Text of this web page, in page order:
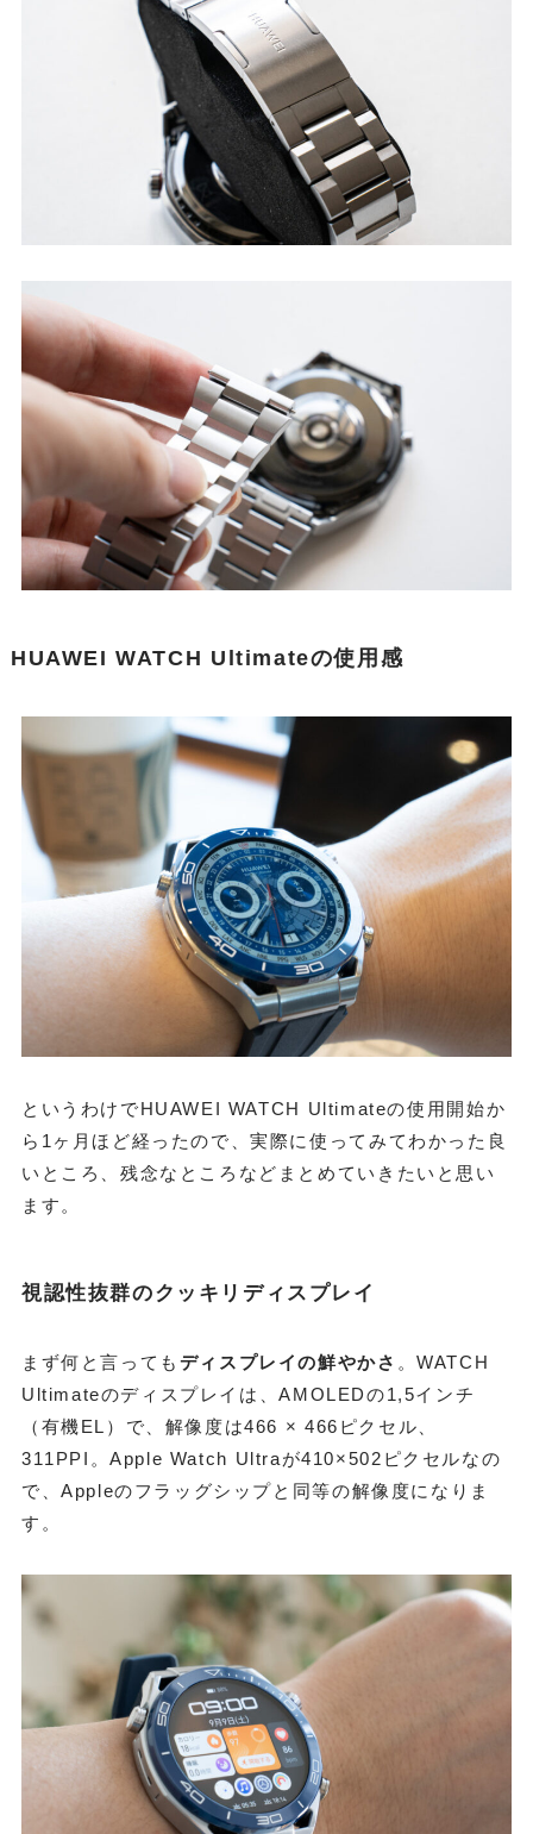
HUAWEI WATCH Ultimateの使用感
というわけでHUAWEI WATCH Ultimateの使用開始か
ら1ヶ月ほど経ったので、実際に使ってみてわかった良
いところ、残念なところなどまとめていきたいと思い
ます。
視認性抜群のクッキリディスプレイ
まず何と言っても ディスプレイの鮮やかさ 。WATCH
Ultimateのディスプレイは、AMOLEDの1,5インチ
（有機EL）で、解像度は466 × 466ピクセル、
311PPI。Apple Watch Ultraが410×502ピクセルなの
で、Appleのフラッグシップと同等の解像度になりま
す。